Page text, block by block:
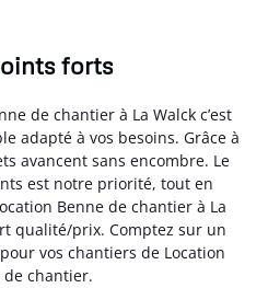
forts
de chantier à La Walck c’est
adapté à vos besoins. Grâce à
avancent sans encombre. Le
est notre priorité, tout en
Benne de chantier à La
qualité/prix. Comptez sur un
vos chantiers de Location
de chantier.